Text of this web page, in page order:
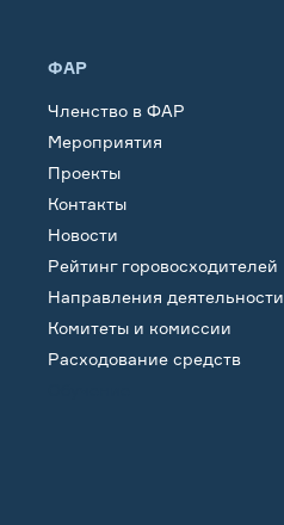
ФАР
Членство в ФАР
Мероприятия
Проекты
Контакты
Новости
Рейтинг горовосходителей
Направления деятельности
Комитеты и комиссии
Расходование средств